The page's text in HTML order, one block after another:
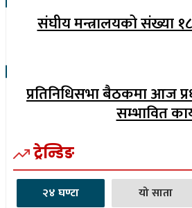
संघीय मन्त्रालयको संख्या
प्रतिनिधिसभा बैठकमा आज
सम्भावित
ट्रेन्डिङ
२४ घण्टा यो साता